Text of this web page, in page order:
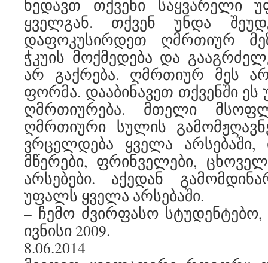
ხედავთ თქვენი საყვარელი
ყველგან. თქვენ უნდა
დაფოკუსირდეთ ღმრთიურ
ჭკუის მოქმედება და
არ გაქრება. ღმრთიურ მეს
ფორმა. დააბინავეთ თქვენში
ღმრთიურება. მთელი
ღმრთიური სულის
ვრცელდება ყველა არსებაში,
მწერები, ფრინველები,
არსებები. აქედან
უფალს ყველა არსებაში.
– ჩემო ძვირფასო სტუდენტებო,
ივნისი 2009.
8.06.2014